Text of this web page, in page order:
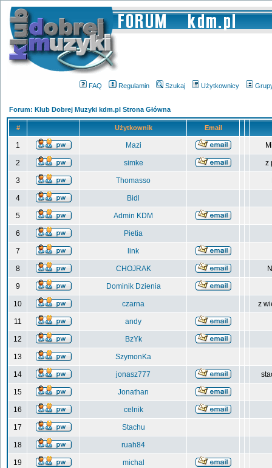
FAQ Regulamin Szukaj Użytkownicy
Forum: Klub Dobrej Muzyki kdm.pl Strona Główna
# Użytkownik Email
1 Mazi
2 simke z
3 Thomasso
4 Bidl
5 Admin KDM
6 Pietia
7 link
8 CHOJRAK
9 Dominik Dzienia
10 czarna z
11 andy
12 BzYk
13 SzymonKa
14 jonasz777
15 Jonathan
16 celnik
17 Stachu
18 ruah84
19 michal